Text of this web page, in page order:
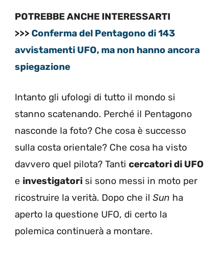
POTREBBE ANCHE INTERESSARTI
>>>Conferma del Pentagono di 143
avvistamenti UFO, ma non hanno ancora
spiegazione
Intanto gli ufologi di tutto il mondo si
stanno scatenando. Perché il Pentagono
nasconde la foto? Che cosa è successo
sulla costa orientale? Che cosa ha visto
davvero quel pilota? Tanti cercatori di UFO
e investigatori si sono messi in moto per
ricostruire la verità. Dopo che il Sun ha
aperto la questione UFO, di certo la
polemica continuerà a montare.